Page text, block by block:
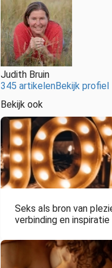
Judith Bruin
345 artikelenBekijk profiel
Bekijk ook
Seks als bron van
verbinding en inspiratie